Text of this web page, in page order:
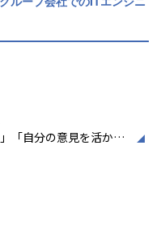
即対応し、迅速に調
意。ナレッジ共有も活
に入り、定例MTGやチ
要件定義・設計（Rub
「自分の意見を活かせ
ルや希望に合う案件を
の新規開発、クラウド
案件も豊富です。ま